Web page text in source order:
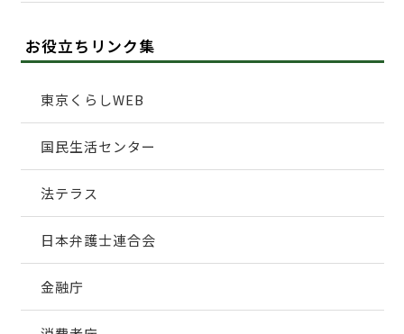
お役立ちリンク集
東京くらしWEB
国民生活センター
法テラス
日本弁護士連合会
金融庁